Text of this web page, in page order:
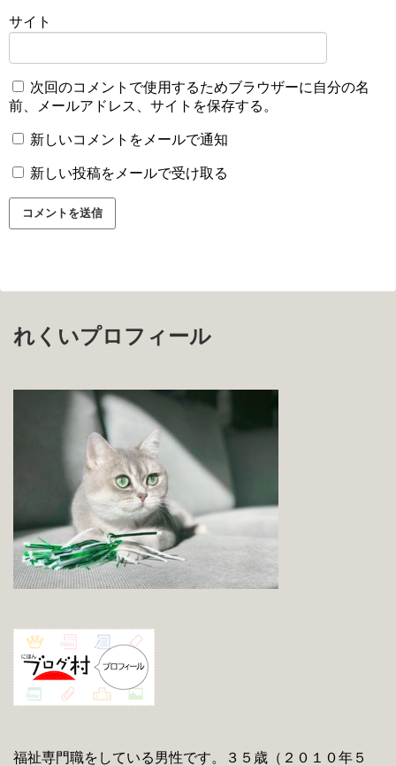
サイト
次回のコメントで使用するためブラウザーに自分の名
前、メールアドレス、サイトを保存する。
新しいコメントをメールで通知
新しい投稿をメールで受け取る
れくいプロフィール
福祉専門職をしている男性です。３５歳（２０１０年５